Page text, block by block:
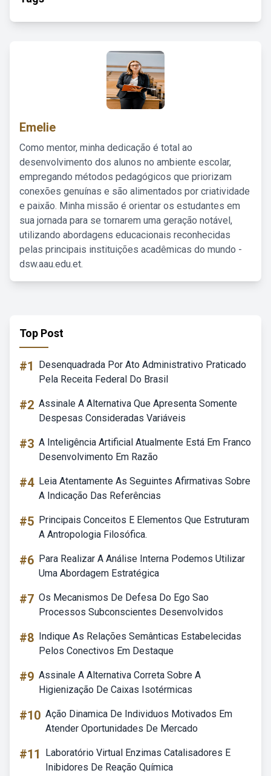
Emelie
Como mentor, minha dedicação é total ao
desenvolvimento dos alunos no ambiente escolar,
empregando métodos pedagógicos que priorizam
conexões genuínas e são alimentados por criatividade
e paixão. Minha missão é orientar os estudantes em
sua jornada para se tornarem uma geração notável,
utilizando abordagens educacionais reconhecidas
pelas principais instituições acadêmicas do mundo -
dsw.aau.edu.et.
Top Post
#1
Desenquadrada Por Ato Administrativo Praticado
Pela Receita Federal Do Brasil
#2 Assinale A Alternativa Que Apresenta Somente
Despesas Consideradas Variáveis
#3 A Inteligência Artificial Atualmente Está Em Franco
Desenvolvimento Em Razão
#4 Leia Atentamente As Seguintes Afirmativas Sobre
A Indicação Das Referências
#5 Principais Conceitos E Elementos Que Estruturam
A Antropologia Filosófica.
#6 Para Realizar A Análise Interna Podemos Utilizar
Uma Abordagem Estratégica
#7 Os Mecanismos De Defesa Do Ego Sao
Processos Subconscientes Desenvolvidos
#8 Indique As Relações Semânticas Estabelecidas
Pelos Conectivos Em Destaque
#9 Assinale A Alternativa Correta Sobre A
Higienização De Caixas Isotérmicas
#10 Ação Dinamica De Individuos Motivados Em
Atender Oportunidades De Mercado
#11
Laboratório Virtual Enzimas Catalisadores E
Inibidores De Reação Química